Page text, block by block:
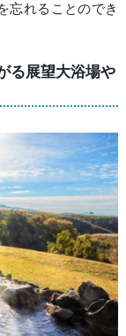
忘れることのでき
る展望大浴場や